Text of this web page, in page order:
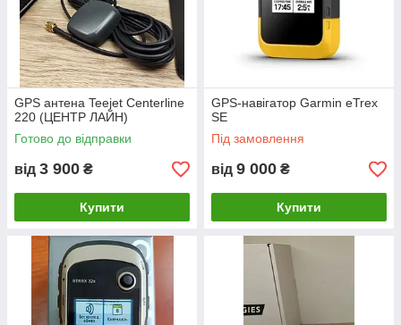
GPS антена Teejet Centerline
220 (ЦЕНТР ЛАЙН)
Готово до відправки
від 3 900 ₴
Купити
GPS-навігатор Garmin eTrex
SE
Під замовлення
від 9 000 ₴
Купити